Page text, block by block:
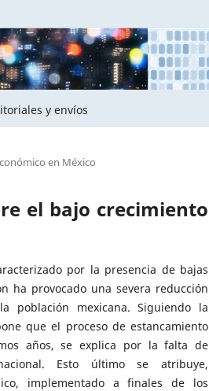
y envíos
en México
el bajo crecimiento
por la presencia de bajas
ha provocado una severa reducción
mexicana. Siguiendo la
que el proceso de estancamiento
años, se explica por la falta de
Esto último se atribuye,
implementado a finales de los